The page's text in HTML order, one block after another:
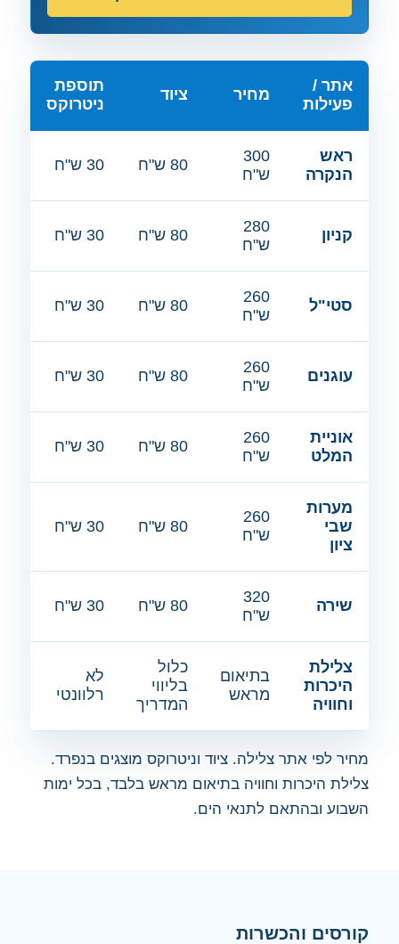
אתר /
פעילות
מחיר ציוד
תוספת
ניטרוקס
ראש
הנקרה
300
ש"ח
80 ש"ח 30 ש"ח
קניון
280
ש"ח
80 ש"ח 30 ש"ח
סטי"ל
260
ש"ח
80 ש"ח 30 ש"ח
עוגנים
260
ש"ח
80 ש"ח 30 ש"ח
אוניית
המלט
260
ש"ח
80 ש"ח 30 ש"ח
מערות
שבי
ציון
260
ש"ח
80 ש"ח 30 ש"ח
שירה
320
ש"ח
80 ש"ח 30 ש"ח
צלילת
היכרות
וחוויה
בתיאום
מראש
כלול
בליווי
המדריך
לא
רלוונטי
מחיר לפי אתר צלילה. ציוד וניטרוקס מוצגים בנפרד.
צלילת היכרות וחוויה בתיאום מראש בלבד, בכל ימות
השבוע ובהתאם לתנאי הים.
קורסים והכשרות